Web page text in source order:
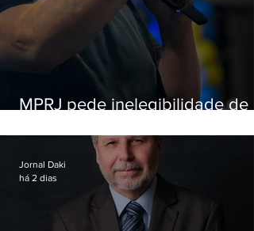
MPRJ pede inelegibilidade de
Jornal Daki
há 2 dias